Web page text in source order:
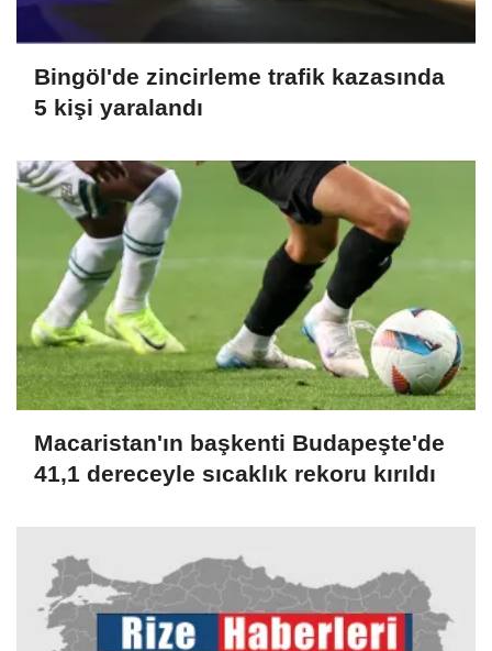
Bingöl'de zincirleme trafik kazasında
5 kişi yaralandı
Macaristan'ın başkenti Budapeşte'de
41,1 dereceyle sıcaklık rekoru kırıldı